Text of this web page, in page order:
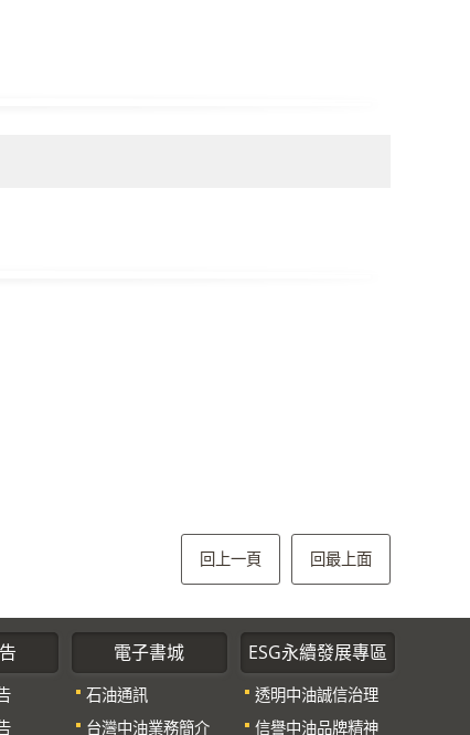
回上一頁 回最上面
電子書城
石油通訊
台灣中油業務簡介
ESG永續發展專區
透明中油誠信治理
信譽中油品牌精神